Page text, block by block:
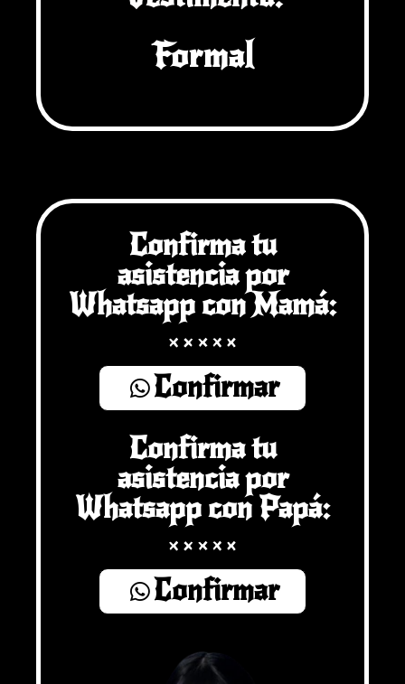
Formal
Confirma tu
asistencia por
Whatsapp con Mamá:
Confirmar
Confirma tu
asistencia por
Whatsapp con Papá:
Confirmar